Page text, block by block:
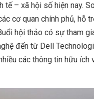
tế – xã hội số hiện nay.
cơ quan chính phủ, hỗ
hội thảo có sự tham
đến từ Dell
các thông tin hữu